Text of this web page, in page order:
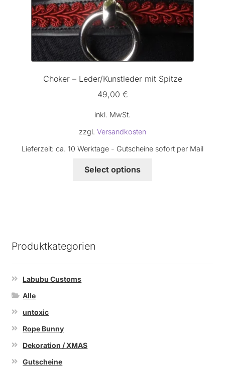
Choker – Leder/Kunstleder mit Spitze
49,00 €
inkl. MwSt.
zzgl. Versandkosten
Lieferzeit: ca. 10 Werktage - Gutscheine sofort per Mail
Select options
Produktkategorien
Labubu Customs
Alle
untoxic
Rope Bunny
Dekoration / XMAS
Gutscheine